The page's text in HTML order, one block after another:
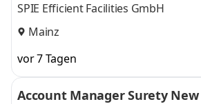
SPIE Efficient Facilities GmbH
Mainz
vor 7 Tagen
Account Manager Surety